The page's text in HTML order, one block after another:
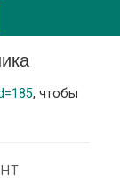
, чтобы